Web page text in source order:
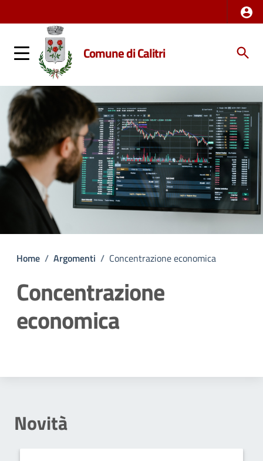
Comune di Calitri
Home / Argomenti / Concentrazione economica
Concentrazione
economica
Novità